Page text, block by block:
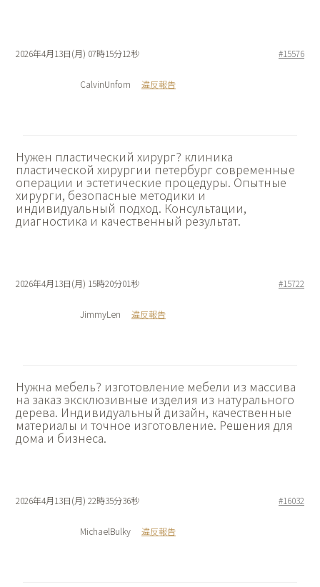
2026年4月13日(月) 07時15分12秒 #15576
CalvinUnfom 違反報告
Нужен пластический хирург? клиника
пластической хирургии петербург современные
операции и эстетические процедуры. Опытные
хирурги, безопасные методики и
индивидуальный подход. Консультации,
диагностика и качественный результат.
2026年4月13日(月) 15時20分01秒 #15722
JimmyLen 違反報告
Нужна мебель? изготовление мебели из массива
на заказ эксклюзивные изделия из натурального
дерева. Индивидуальный дизайн, качественные
материалы и точное изготовление. Решения для
дома и бизнеса.
2026年4月13日(月) 22時35分36秒 #16032
MichaelBulky 違反報告